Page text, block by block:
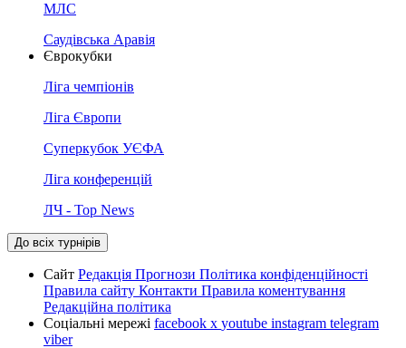
МЛС
Саудівська Аравія
Єврокубки
Ліга чемпіонів
Ліга Європи
Суперкубок УЄФА
Ліга конференцій
ЛЧ - Top News
До всіх турнірів
Сайт Редакція Прогнози Політика конфіденційності
Правила сайту Контакти Правила коментування
Редакційна політика
Соціальні мережі facebook x youtube instagram telegram
viber